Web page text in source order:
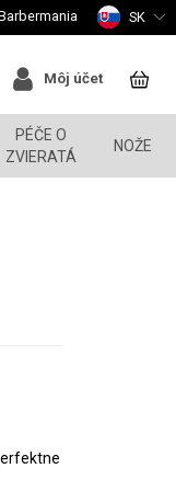
SK
Môj účet
PÉČE O
ZVIERATÁ
NOŽE